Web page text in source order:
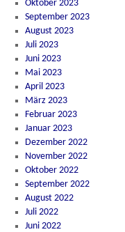
Oktober 2023
September 2023
August 2023
Juli 2023
Juni 2023
Mai 2023
April 2023
März 2023
Februar 2023
Januar 2023
Dezember 2022
November 2022
Oktober 2022
September 2022
August 2022
Juli 2022
Juni 2022